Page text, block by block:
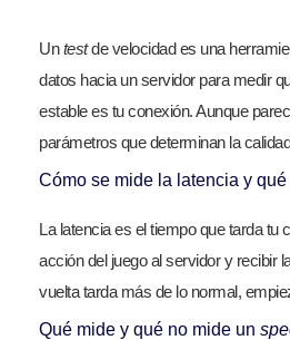
Untestde velocidad es una
datos hacia un servidor para medir
estable es tu conexión. Aunque
parámetros que determinan la
Cómo se mide la latencia y qué
La latencia es el tiempo que tarda tu
acción del juego al servidor y recibir
vuelta tarda más de lo normal,
Qué mide y qué no mide un